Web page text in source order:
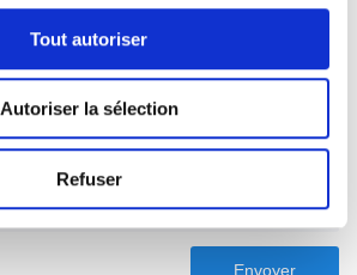
Tout autoriser
Autoriser la sélection
Refuser